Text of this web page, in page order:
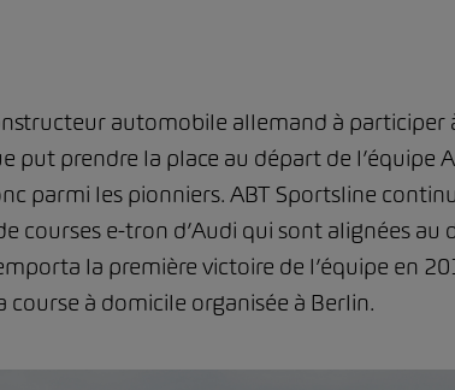
automobile allemand à
put prendre la place au départ de l’équipe
parmi les pionniers. ABT Sportsline
courses e-tron d’Audi qui sont alignées au
la première victoire de l’équipe en
course à domicile organisée à Berlin.